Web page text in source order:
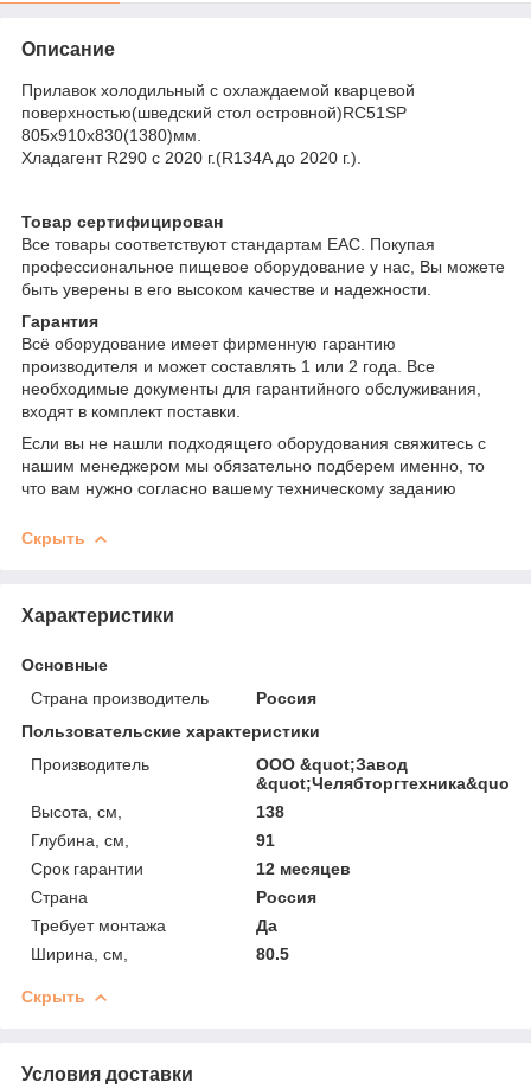
Описание
Прилавок холодильный с охлаждаемой кварцевой
поверхностью(шведский стол островной)RС51SP
805х910х830(1380)мм.
Хладагент R290 c 2020 г.(R134A до 2020 г.).
Товар сертифицирован
Все товары соответствуют стандартам EAC. Покупая
профессиональное пищевое оборудование у нас, Вы можете
быть уверены в его высоком качестве и надежности.
Гарантия
Всё оборудование имеет фирменную гарантию
производителя и может составлять 1 или 2 года. Все
необходимые документы для гарантийного обслуживания,
входят в комплект поставки.
Если вы не нашли подходящего оборудования свяжитесь с
нашим менеджером мы обязательно подберем именно, то
что вам нужно согласно вашему техническому заданию
Скрыть
Характеристики
Основные
Страна производитель
Россия
Пользовательские характеристики
Производитель
ООО &quot;Завод
&quot;Челябторгтехника&quot;
Высота, см,
138
Глубина, см,
91
Срок гарантии
12 месяцев
Страна
Россия
Требует монтажа
Да
Ширина, см,
80.5
Скрыть
Условия доставки